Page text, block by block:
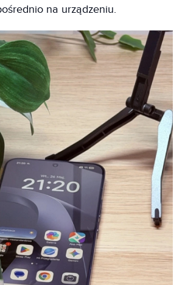
na urządzeniu.